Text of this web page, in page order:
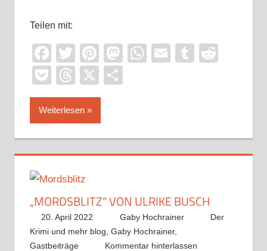
Teilen mit:
Facebook
TwitterPinterest
Mastodon
WhatsApp
EmailTumblr
PocketThreads
X
Weiterlesen
„MORDSBLITZ“ VON ULRIKE BUSCH
20. April 2022 Gaby Hochrainer
Der
Krimi und mehr blog Gaby Hochrainer,
Gastbeiträge
Kommentar hinterlassen